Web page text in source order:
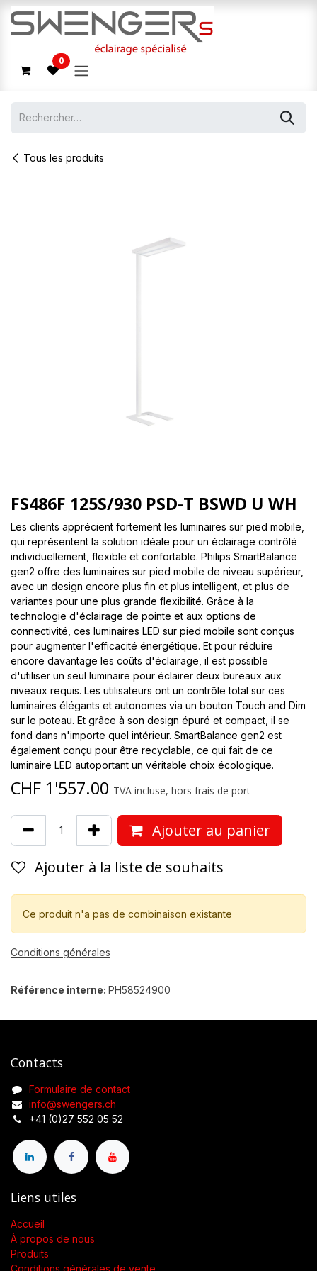
Se rendre au contenu
0
Tous les produits
FS486F 125S/930 PSD-T BSWD U WH
Les clients apprécient fortement les luminaires sur pied mobile,
qui représentent la solution idéale pour un éclairage contrôlé
individuellement, flexible et confortable. Philips SmartBalance
gen2 offre des luminaires sur pied mobile de niveau supérieur,
avec un design encore plus fin et plus intelligent, et plus de
variantes pour une plus grande flexibilité. Grâce à la
technologie d'éclairage de pointe et aux options de
connectivité, ces luminaires LED sur pied mobile sont conçus
pour augmenter l'efficacité énergétique. Et pour réduire
encore davantage les coûts d'éclairage, il est possible
d'utiliser un seul luminaire pour éclairer deux bureaux aux
niveaux requis. Les utilisateurs ont un contrôle total sur ces
luminaires élégants et autonomes via un bouton Touch and Dim
sur le poteau. Et grâce à son design épuré et compact, il se
fond dans n'importe quel intérieur. SmartBalance gen2 est
également conçu pour être recyclable, ce qui fait de ce
luminaire LED autoportant un véritable choix écologique.
CHF 1'557.00 TVA incluse, hors frais de port
Ajouter au panier
Ajouter à la liste de souhaits
Ce produit n'a pas de combinaison existante
Conditions générales
Référence interne: PH58524900
Contacts
Formulaire de contact
info@swengers.ch
+41 (0)27 552 05 52
Liens utiles
Accueil
À propos de nous
Produits
Conditions générales de vente